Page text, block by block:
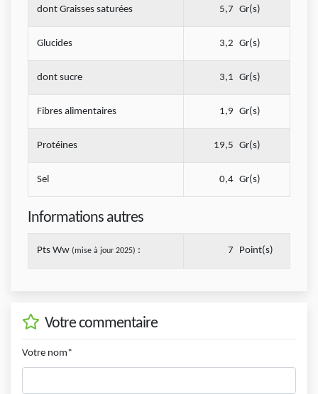
dont Graisses saturées 5,7 Gr(s)
Glucides 3,2 Gr(s)
dont sucre 3,1 Gr(s)
Fibres alimentaires 1,9 Gr(s)
Protéines 19,5 Gr(s)
Sel 0,4 Gr(s)
Informations autres
Pts Ww (mise à jour 2025) : 7 Point(s)
Votre commentaire
Votre nom*